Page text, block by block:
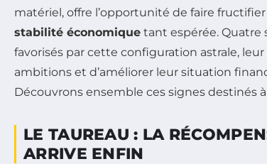
matériel, offre l’opportunité de faire fructifier
stabilité économique tant espérée. Quatre
favorisés par cette configuration astrale,
ambitions et d’améliorer leur situation
Découvrons ensemble ces signes destinés
LE TAUREAU : LA
ARRIVE ENFIN